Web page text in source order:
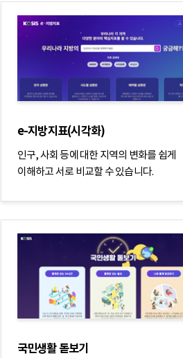
e-지방지표(시각화)
인구, 사회 등에 대한 지역의 변화를 쉽게
이해하고 서로 비교할 수 있습니다.
국민생활 돋보기